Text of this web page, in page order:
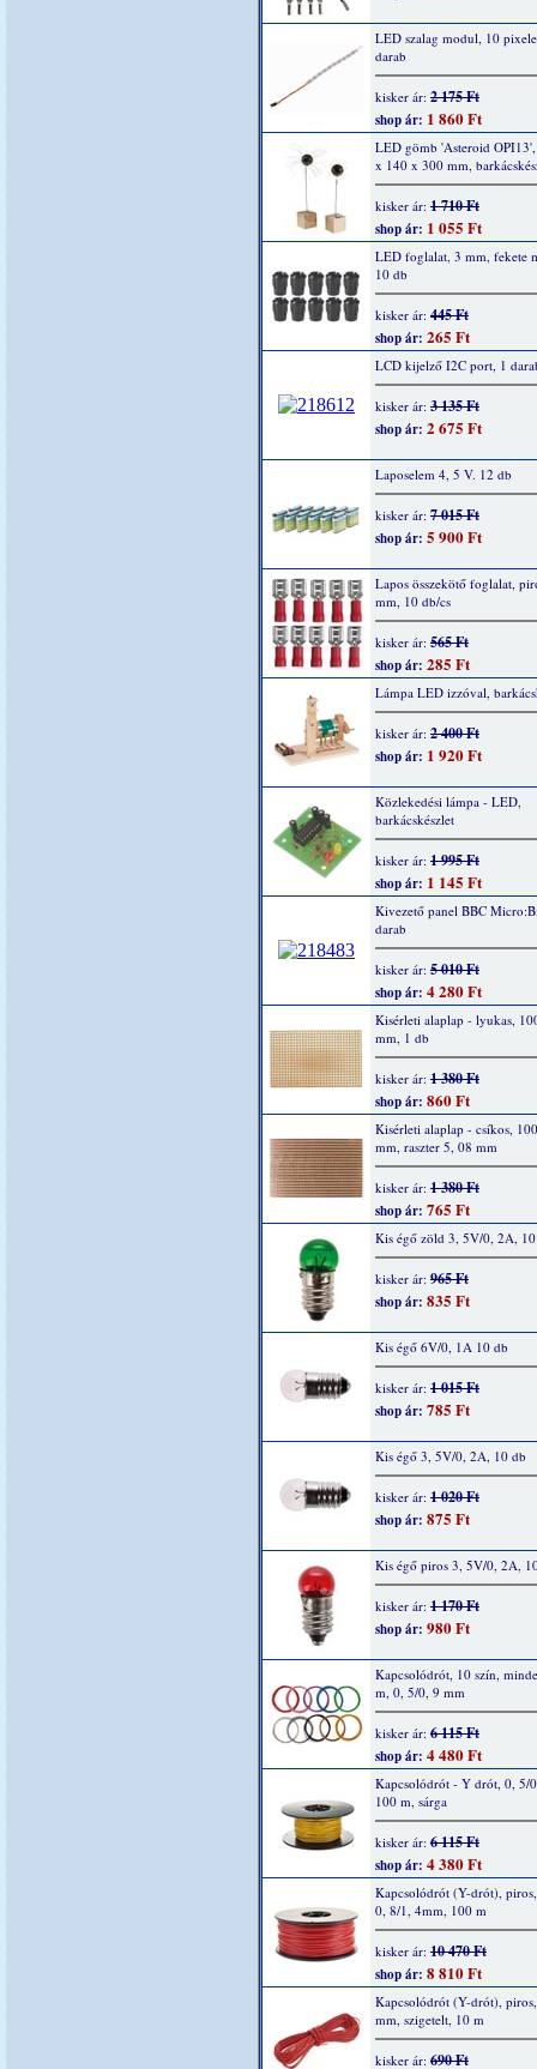
LED szalag modul, 10
darab
kisker ár: 2 175 Ft
shop ár: 1 860 Ft
LED gömb 'Asteroid
x 140 x 300 mm,
kisker ár: 1 710 Ft
shop ár: 1 055 Ft
LED foglalat, 3 mm, fekete
10 db
kisker ár: 445 Ft
shop ár: 265 Ft
LCD kijelző I2C port, 1
kisker ár: 3 135 Ft
shop ár: 2 675 Ft
Laposelem 4, 5 V. 12 db
kisker ár: 7 015 Ft
shop ár: 5 900 Ft
Lapos összekötő foglalat,
mm, 10 db/cs
kisker ár: 565 Ft
shop ár: 285 Ft
Lámpa LED izzóval,
kisker ár: 2 400 Ft
shop ár: 1 920 Ft
Közlekedési lámpa - LED,
barkácskészlet
kisker ár: 1 995 Ft
shop ár: 1 145 Ft
Kivezető panel BBC
darab
kisker ár: 5 010 Ft
shop ár: 4 280 Ft
Kisérleti alaplap - lyukas,
mm, 1 db
kisker ár: 1 380 Ft
shop ár: 860 Ft
Kisérleti alaplap - csíkos,
mm, raszter 5, 08 mm
kisker ár: 1 380 Ft
shop ár: 765 Ft
Kis égő zöld 3, 5V/0, 2A,
kisker ár: 965 Ft
shop ár: 835 Ft
Kis égő 6V/0, 1A 10 db
kisker ár: 1 015 Ft
shop ár: 785 Ft
Kis égő 3, 5V/0, 2A, 10 db
kisker ár: 1 020 Ft
shop ár: 875 Ft
Kis égő piros 3, 5V/0, 2A,
kisker ár: 1 170 Ft
shop ár: 980 Ft
Kapcsolódrót, 10 szín,
m, 0, 5/0, 9 mm
kisker ár: 6 115 Ft
shop ár: 4 480 Ft
Kapcsolódrót - Y drót, 0, 5/
100 m, sárga
kisker ár: 6 115 Ft
shop ár: 4 380 Ft
Kapcsolódrót (Y-drót),
0, 8/1, 4mm, 100 m
kisker ár: 10 470 Ft
shop ár: 8 810 Ft
Kapcsolódrót (Y-drót),
mm, szigetelt, 10 m
kisker ár: 690 Ft